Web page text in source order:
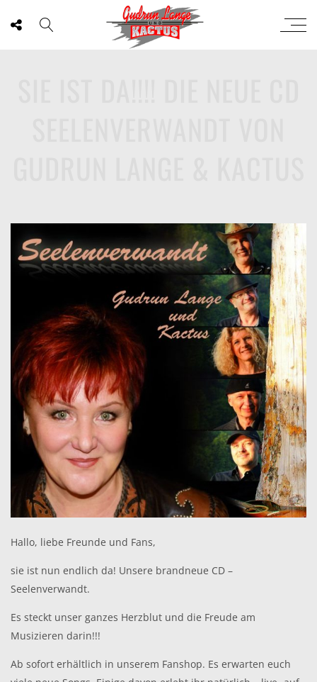
Hallo, liebe Freunde und Fans,
sie ist nun endlich da! Unsere brandneue CD –
Seelenverwandt.
Es steckt unser ganzes Herzblut und die Freude am
Musizieren darin!!!
Ab sofort erhältlich in unserem Fanshop. Es erwarten euch